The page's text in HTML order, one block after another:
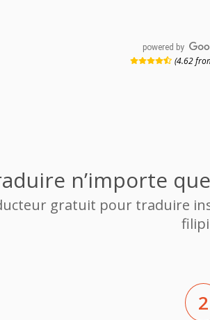
powered by
(4.62
n’importe
gratuit pour traduire
2